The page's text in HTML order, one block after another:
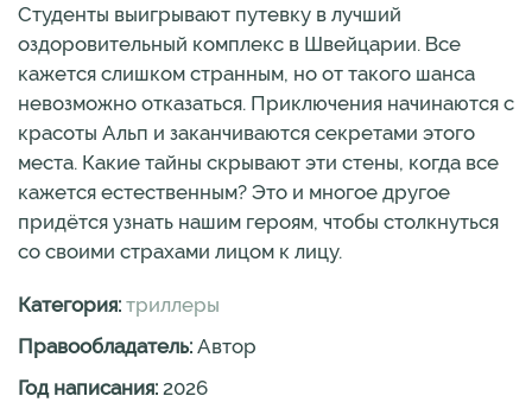
Студенты выигрывают путевку в лучший
оздоровительный комплекс в Швейцарии. Все
кажется слишком странным, но от такого шанса
невозможно отказаться. Приключения начинаются с
красоты Альп и заканчиваются секретами этого
места. Какие тайны скрывают эти стены, когда все
кажется естественным? Это и многое другое
придётся узнать нашим героям, чтобы столкнуться
со своими страхами лицом к лицу.
Категория: триллеры
Правообладатель: Автор
Год написания: 2026